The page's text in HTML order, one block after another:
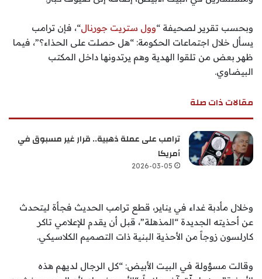
وبحسب تقرير لصحيفة “وول ستريت جورنال“، فإن ترامب
يسأل خلال اجتماعات الحكومة: “هل حصلت على الحذاء؟”، فيما
ظهر بعض من تلقوا الهدية وهم يرتدونها داخل المكتب
البيضاوي.
مقالات ذات صلة
ترامب على عملة ذهبية.. قرار غير مسبوق في
أمريكا
2026-03-05
وخلال مأدبة غداء في يناير، قطع ترامب الحديث فجأة ليتحدث
عن أحذيته الجديدة “المذهلة”، قبل أن يقدم للإعلامي تاكر
كارلسون زوجاً من الأحذية البنية ذات التصميم الكلاسيكي.
وقالت مسؤولة في البيت الأبيض: “كل الرجال لديهم هذه